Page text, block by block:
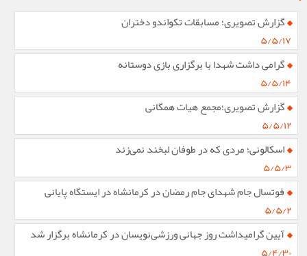
گزارش تصویری؛ مسابقات تکواندو دختران
۵/۵/۱۷
گرامی داشت شهدا با برگزاری بازی دوستانه
۵/۵/۱۴
گزارش تصویری؛مجمع هیات همگانی
۵/۵/۱۲
اسکالونی؛ مردی که در طوفان لبخند نمی‌زند
۵/۵/۳
فوتسال جام شهدای جام رمضان در کرمانشاه در ایستگاه پایانی
۵/۵/۲
آیین گرامیداشت روز جهانی ورزشی‌نویسان در کرمانشاه برگزار شد